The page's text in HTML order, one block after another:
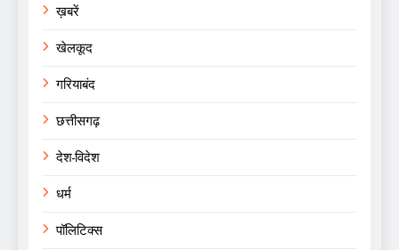
ख़बरें
खेलकूद
गरियाबंद
छत्तीसगढ़
देश-विदेश
धर्म
पॉलिटिक्स